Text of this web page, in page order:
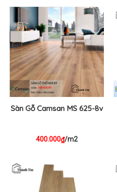
Sàn Gỗ Camsan MS 625-8v
400.000₫/m2